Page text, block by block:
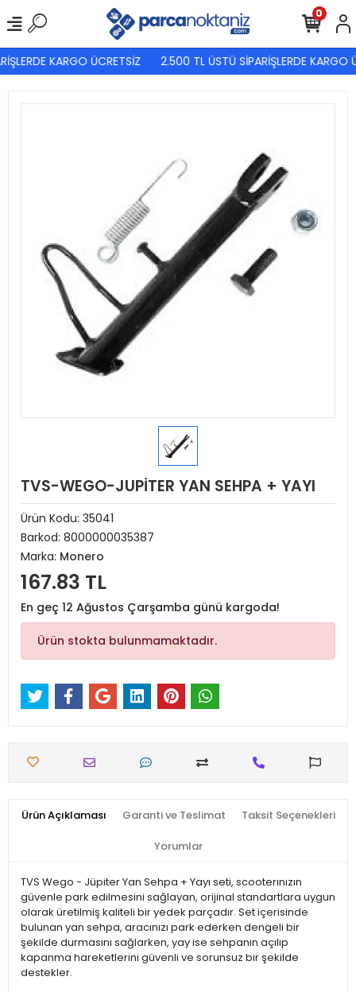
KARGO ÜCRETSİZ 2.500 TL ÜSTÜ SİPARİŞLERDE KARGO
0
TVS-WEGO-JUPİTER YAN SEHPA + YAYI
Ürün Kodu: 35041
Barkod: 8000000035387
Marka: Monero
167.83 TL
En geç 12 Ağustos Çarşamba günü kargoda!
Ürün stokta bulunmamaktadır.
Ürün Açıklaması Garanti ve Teslimat Taksit Seçenekleri
Yorumlar
TVS Wego - Jüpiter Yan Sehpa + Yayı seti, scooterınızın
güvenle park edilmesini sağlayan, orijinal standartlara uygun
olarak üretilmiş kaliteli bir yedek parçadır. Set içerisinde
bulunan yan sehpa, aracınızı park ederken dengeli bir
şekilde durmasını sağlarken, yay ise sehpanın açılıp
kapanma hareketlerini güvenli ve sorunsuz bir şekilde
destekler.